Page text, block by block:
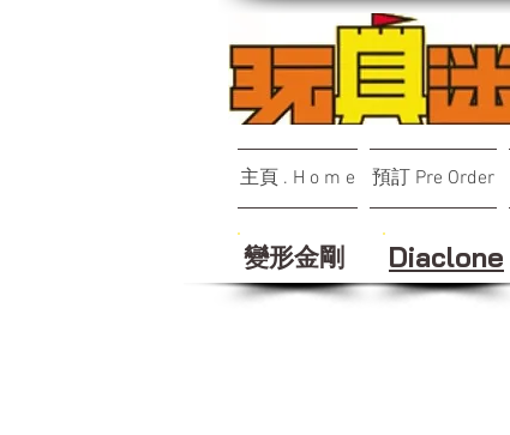
主頁 . H o m e 預訂 Pre Order
變形金剛 Diaclone